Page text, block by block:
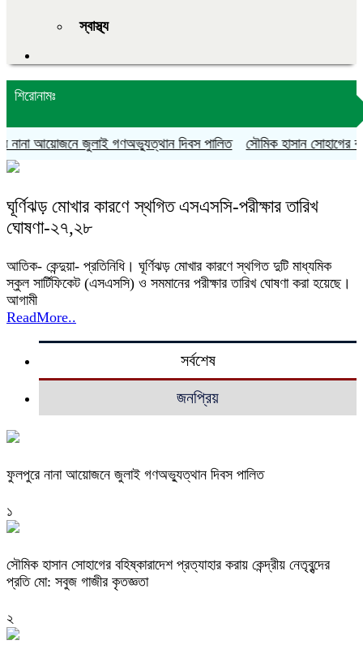
স্বাস্থ্য
শিরোনামঃ
আয়োজনে জুলাই গণঅভ্যুত্থান দিবস পালিত সৌমিক হাসান সোহাগের
ঘূর্ণিঝড় মোখার কারণে স্থগিত এসএসসি-পরীক্ষার তারিখ
ঘোষণা-২৭,২৮
আতিক- কেন্দুয়া- প্রতিনিধি। ঘূর্ণিঝড় মোখার কারণে স্থগিত দুটি মাধ্যমিক
স্কুল সার্টিফিকেট (এসএসসি) ও সমমানের পরীক্ষার তারিখ ঘোষণা করা হয়েছে।
আগামী
ReadMore..
সর্বশেষ
জনপ্রিয়
ফুলপুরে নানা আয়োজনে জুলাই গণঅভ্যুত্থান দিবস পালিত
১
সৌমিক হাসান সোহাগের বহিষ্কারাদেশ প্রত্যাহার করায় কেন্দ্রীয় নেতৃবৃন্দের
প্রতি মো: সবুজ গাজীর কৃতজ্ঞতা
২